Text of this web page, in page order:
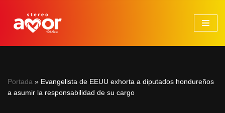
Saltar
Portada » Evangelista de EEUU exhorta a diputados hondureños
a asumir la responsabilidad de su cargo